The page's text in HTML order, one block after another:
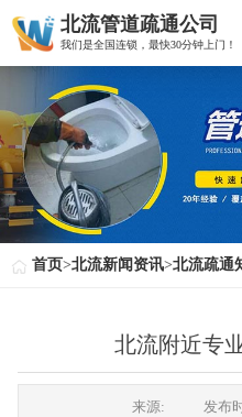
北流管道疏通公司
我们是全国连锁，最快30分钟上门！
首页>北流新闻资讯>北流疏通
北流附近专
来源: 发布